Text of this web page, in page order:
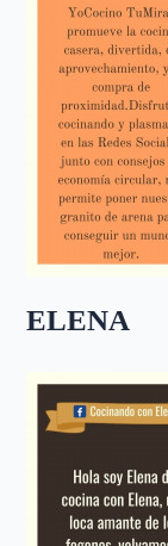
ELENA